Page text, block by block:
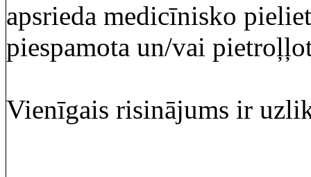
apsrieda medicīnisko
piespamota un/vai
Vienīgais risinājums ir